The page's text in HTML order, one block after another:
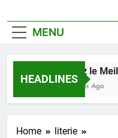
MENU
HEADLINES
Trouvez le
2 Semaines Ago
Home
literie